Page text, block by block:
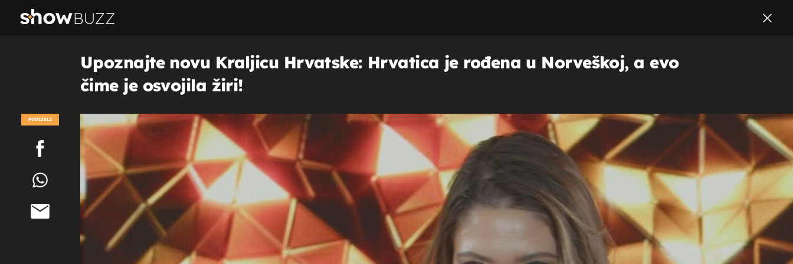
Upoznajte novu Kraljicu Hrvatske: Hrvatica je rođena u Norveškoj, a evo
čime je osvojila žiri!
PODIJELI
POGLEDAJ